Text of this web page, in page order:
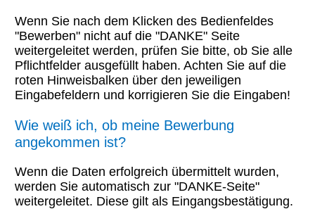
Wenn Sie nach dem Klicken des Bedienfeldes
"Bewerben" nicht auf die "DANKE" Seite
weitergeleitet werden, prüfen Sie bitte, ob Sie alle
Pflichtfelder ausgefüllt haben. Achten Sie auf die
roten Hinweisbalken über den jeweiligen
Eingabefeldern und korrigieren Sie die Eingaben!
Wie weiß ich, ob meine Bewerbung
angekommen ist?
Wenn die Daten erfolgreich übermittelt wurden,
werden Sie automatisch zur "DANKE-Seite"
weitergeleitet. Diese gilt als Eingangsbestätigung.